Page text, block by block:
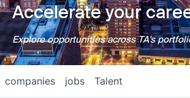
Accelerate your
Explore opportunities across TA's
jobs
companies Talent